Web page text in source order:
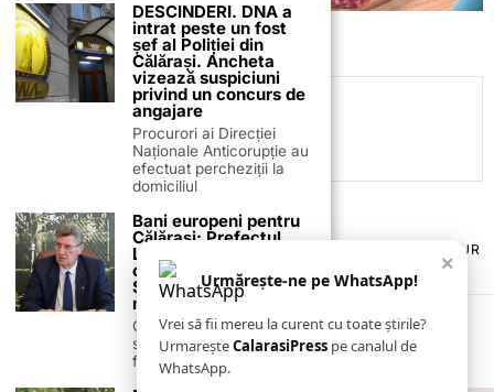
Daniel Mitrea
TERMENI ȘI CONDIȚII
POLITICA DE ANULARE & RETUR
PUBLICITATE ONLINE & TIPĂRITĂ
CONTACT
ZIARUL ANUNȚUL CĂLĂRĂȘEAN
×
Urmărește-ne pe WhatsApp!
Vrei să fii mereu la curent cu toate știrile?
UrmareșteCalarasiPress pe canalul de
WhatsApp.
DESCINDERI. DNA a
intrat peste un fost
șef al Poliției din
Călărași. Ancheta
vizează suspiciuni
privind un concurs de
angajare
Procurori ai Direcției
Naționale Anticorupție au
efectuat percheziții la
domiciliul
Bani europeni pentru
Călărași: Prefectul
Laurențiu State anunță
colaborarea cu ADR
Sud-Muntenia pentru
noi finanțări
Călărașul se pregătește
să intre pe harta
finanțărilor europene, cu